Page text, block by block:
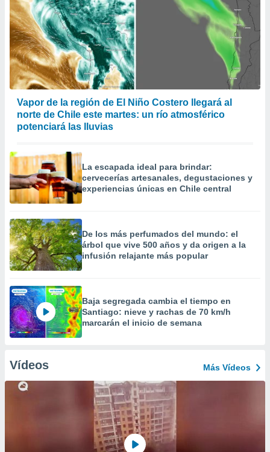
Vapor de la región de El Niño Costero llegará al
norte de Chile este martes: un río atmosférico
potenciará las lluvias
La escapada ideal para brindar:
cervecerías artesanales, degustaciones y
experiencias únicas en Chile central
De los más perfumados del mundo: el
árbol que vive 500 años y da origen a la
infusión relajante más popular
Baja segregada cambia el tiempo en
Santiago: nieve y rachas de 70 km/h
marcarán el inicio de semana
Vídeos Más Vídeos